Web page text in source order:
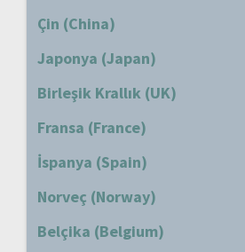
Çin (China)
Japonya (Japan)
Birleşik Krallık (UK)
Fransa (France)
İspanya (Spain)
Norveç (Norway)
Belçika (Belgium)